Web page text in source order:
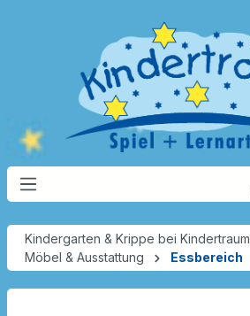
Kindergarten & Krippe bei Kindertraum
Möbel & Ausstattung
Essbereich